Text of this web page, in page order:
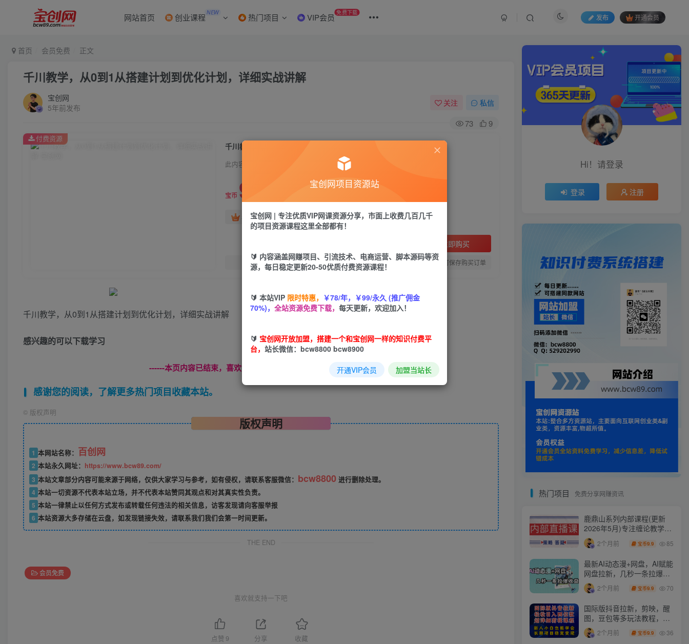
网站首页 创业课程 NEW 热门项目 VIP会员 免费下载
发布 开通会员
首页 会员免费 正文
千川教学，从0到1从搭建计划到优化计划，详细实战讲解
宝创网
5年前发布
关注 私信
73 9
千川教学，从0到1从搭建计划到优化计划，详细实战讲解
此内容为付费资源，请付费后查看
宝币 9.9
年卡会员免费 永久会员免费
立即购买
您当前未登录！建议登陆后购买，可保存购买订单
付费资源
千川教学，从0到1从搭建计划到优化计划，详细实战讲解
感兴趣的可以下载学习
------本页内容已结束，喜欢请分享，站长微信：【bcw8800】------
感谢您的阅读，了解更多热门项目收藏本站。
© 版权声明
版权声明
1 本网站名称： 百创网
2 本站永久网址： https://www.bcw89.com/
3 本站文章部分内容可能来源于网络，仅供大家学习与参考，如有侵权，请联系客服微信： bcw8800 进行删除处理。
4 本站一切资源不代表本站立场，并不代表本站赞同其观点和对其真实性负责。
5 本站一律禁止以任何方式发布或转载任何违法的相关信息，访客发现请向客服举报
6 本站资源大多存储在云盘，如发现链接失效，请联系我们我们会第一时间更新。
THE END
会员免费
喜欢就支持一下吧
点赞 9 分享 收藏
Hi！请登录
登录 注册
热门项目 免费分享网赚资讯
鹿鼎山系列内部课程(更新
2026年5月)专注缠论教学，
行情分析、学习答疑、机会
提示、实操讲解
2个月前 宝币9.9 85
最新AI动态漫+网盘，AI赋能
网盘拉新，几秒一条拉爆收
益
2个月前 宝币9.9 70
国际版抖音拉新，剪映，醒
图，豆包等多玩法教程，长
期可做的项目，轻松日入四
位数，深度揭秘玩法，干就
2个月前 宝币9.9 36
宝创网项目资源站
宝创网 | 专注优质VIP网课资源分享，市面上收费几百几千
的项目资源课程这里全部都有！
🔰 内容涵盖网赚项目、引流技术、电商运营、脚本源码等资
源，每日稳定更新20-50优质付费资源课程！
🔰 本站VIP 限时特惠， ￥78/年，￥99/永久 (推广佣金
70%)， 全站资源免费下载， 每天更新，欢迎加入！
🔰 宝创网开放加盟，搭建一个和宝创网一样的知识付费平
台， 站长微信：bcw8800 bcw8900
开通VIP会员 加盟当站长